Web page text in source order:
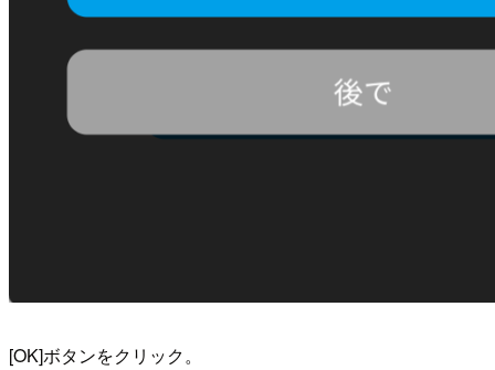
[OK]ボタンをクリック。